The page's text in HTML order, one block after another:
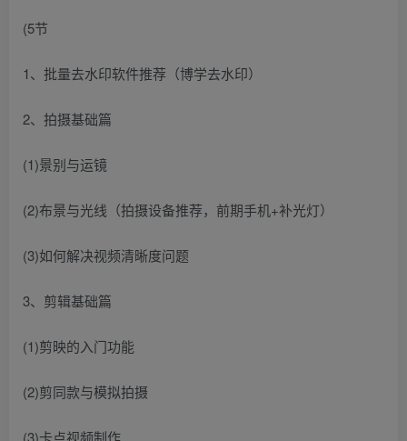
(5节
1、批量去水印软件推荐（博学去水印）
2、拍摄基础篇
(1)景别与运镜
(2)布景与光线（拍摄设备推荐，前期手机+补光灯）
(3)如何解决视频清晰度问题
3、剪辑基础篇
(1)剪映的入门功能
(2)剪同款与模拟拍摄
(3)卡点视频制作